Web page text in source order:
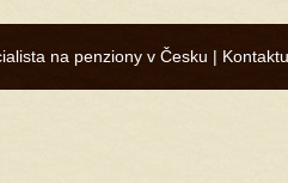
na penziony v Česku |